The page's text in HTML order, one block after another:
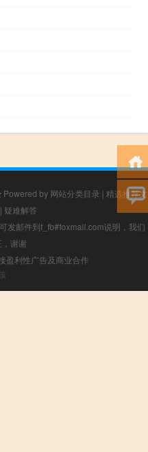
Powered by 网站分类目录 | 精选推荐文
| 疑难解答
发邮件到f_fb#foxmail.com说明，我们
谢谢
盈利性广告及商业合作